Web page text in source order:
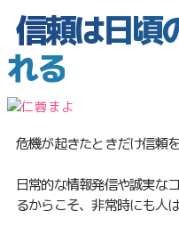
信頼は日頃
れる
危機が起きたときだけ信頼
日常的な情報発信や誠実な
るからこそ、非常時にも人